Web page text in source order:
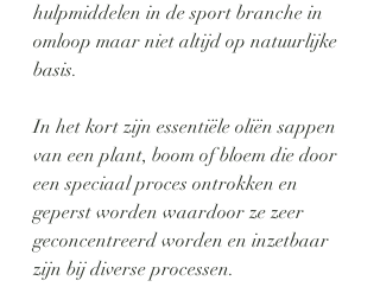
hulpmiddelen in de sport branche in
omloop maar niet altijd op natuurlijke
basis.
In het kort zijn essentiële oliën sappen
van een plant, boom of bloem die door
een speciaal proces ontrokken en
geperst worden waardoor ze zeer
geconcentreerd worden en inzetbaar
zijn bij diverse processen.